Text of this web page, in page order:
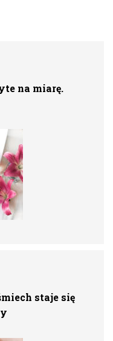
na miarę.
staje się